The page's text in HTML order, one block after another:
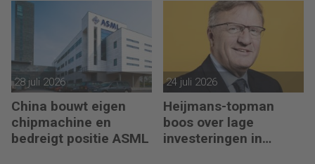
28 juli 2026
China bouwt eigen
chipmachine en
bedreigt positie ASML
24 juli 2026
Heijmans-topman
boos over lage
investeringen in